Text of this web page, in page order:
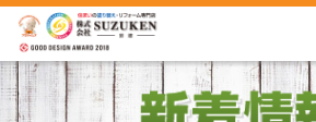
はじめての方へ
施工事例